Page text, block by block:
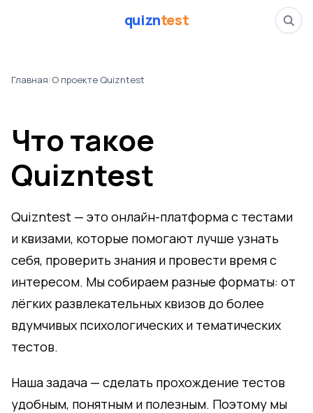
quizntest
Главная/О проекте Quizntest
О проекте Quizntest
Что такое
Quizntest
Quizntest — это онлайн-платформа с тестами
и квизами, которые помогают лучше узнать
себя, проверить знания и провести время с
интересом. Мы собираем разные форматы: от
лёгких развлекательных квизов до более
вдумчивых психологических и тематических
тестов.
Наша задача — сделать прохождение тестов
удобным, понятным и полезным. Поэтому мы